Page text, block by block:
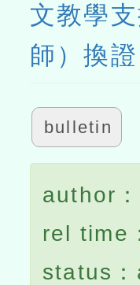
文教學
師）換證
bulletin
author
rel time
status